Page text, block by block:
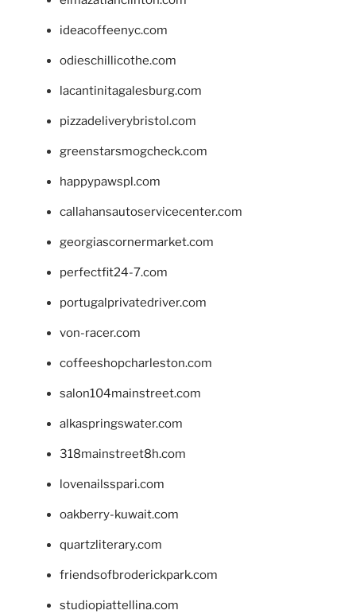
ideacoffeenyc.com
odieschillicothe.com
lacantinitagalesburg.com
pizzadeliverybristol.com
greenstarsmogcheck.com
happypawspl.com
callahansautoservicecenter.com
georgiascornermarket.com
perfectfit24-7.com
portugalprivatedriver.com
von-racer.com
coffeeshopcharleston.com
salon104mainstreet.com
alkaspringswater.com
318mainstreet8h.com
lovenailsspari.com
oakberry-kuwait.com
quartzliterary.com
friendsofbroderickpark.com
studiopiattellina.com